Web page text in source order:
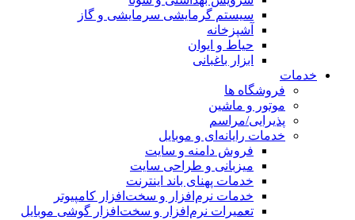
سیستم گرمایشی سرمایشی و گاز
آشپزخانه
حیاط و ایوان
ابزار باغبانی
خدمات
فروشگاه ها
موتور و ماشین
پذیرایی/مراسم
خدمات رایانه‌ای و موبایل
فروش دامنه و سایت
میزبانی و طراحی سایت
خدمات پهنای باند اینترنت
خدمات نرم‌افزار و سخت‌افزار کامپیوتر
تعمیرات نرم‌افزار و سخت‌افزار گوشی موبایل